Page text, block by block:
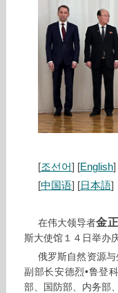
[조선어] [English]
[中国语] [日本語]
在伟大领导者金
斯大使馆１４日举办
俄罗斯自然资源
副部长安德烈•鲁登
部、国防部、内务部